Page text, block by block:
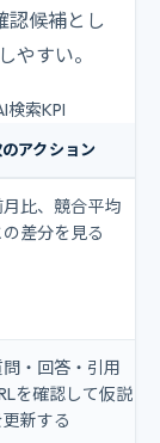
認候補とし
やすい。
検索KPI
アクション
月比、競合平均
の差分を見る
・回答・引用
を確認して仮説
更新する